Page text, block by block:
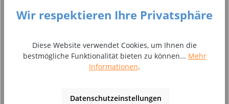
Preise inkl. MwSt. inkl. Versandkosten
Produkt Anzahl: Gib den gewünschten
In den Warenkorb
Wir respektieren Ihre Privatsphäre
Diese Website verwendet Cookies, um Ihnen die
bestmögliche Funktionalität bieten zu können... Mehr
Informationen.
Datenschutzeinstellungen